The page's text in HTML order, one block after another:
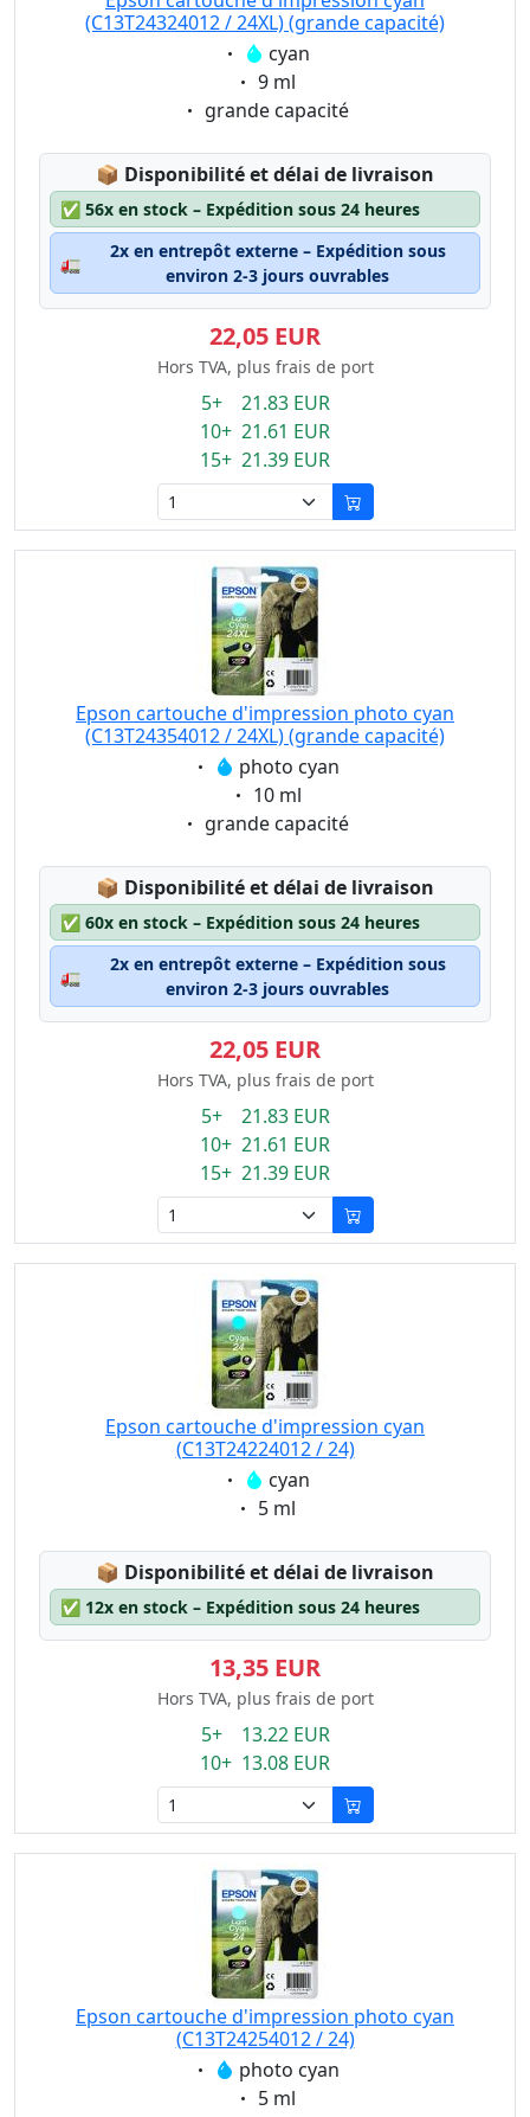
(C13T24324012 / 24XL) (grande capacité)
Eigenschaft:
cyan
Eigenschaft:
9 ml
Eigenschaft:
grande capacité
📦 Lagerstatus:
Disponibilité et délai de livraison
✅ 56x en stock – Expédition sous 24 heures
🚛
2x en entrepôt externe – Expédition sous
environ 2-3 jours ouvrables
22,05 EUR
Hors TVA, plus frais de port
5+ 21.83 EUR
10+ 21.61 EUR
15+ 21.39 EUR
Epson cartouche d'impression photo cyan
(C13T24354012 / 24XL) (grande capacité)
Eigenschaft:
photo cyan
Eigenschaft:
10 ml
Eigenschaft:
grande capacité
📦 Lagerstatus:
Disponibilité et délai de livraison
✅ 60x en stock – Expédition sous 24 heures
🚛
2x en entrepôt externe – Expédition sous
environ 2-3 jours ouvrables
22,05 EUR
Hors TVA, plus frais de port
5+ 21.83 EUR
10+ 21.61 EUR
15+ 21.39 EUR
Epson cartouche d'impression cyan
(C13T24224012 / 24)
Eigenschaft:
cyan
Eigenschaft:
5 ml
📦 Lagerstatus:
Disponibilité et délai de livraison
✅ 12x en stock – Expédition sous 24 heures
13,35 EUR
Hors TVA, plus frais de port
5+ 13.22 EUR
10+ 13.08 EUR
Epson cartouche d'impression photo cyan
(C13T24254012 / 24)
Eigenschaft:
photo cyan
Eigenschaft:
5 ml